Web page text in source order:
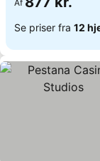
Af
Se priser fra 12